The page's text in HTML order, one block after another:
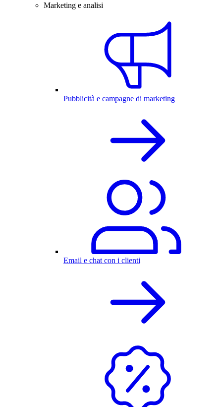
Marketing e analisi
Pubblicità e campagne di marketing
Email e chat con i clienti